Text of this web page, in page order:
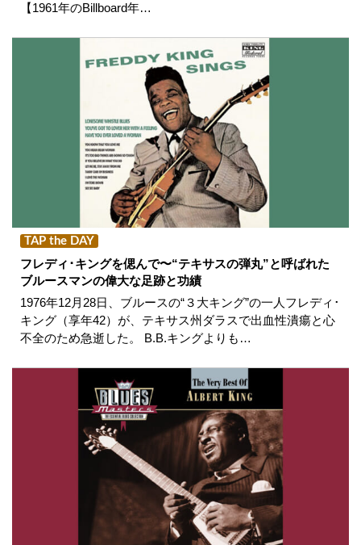
【1961年のBillboard年…
TAP the DAY
フレディ･キングを偲んで〜“テキサスの弾丸”と呼ばれた
ブルースマンの偉大な足跡と功績
1976年12月28日、ブルースの“３大キング”の一人フレディ･
キング（享年42）が、テキサス州ダラスで出血性潰瘍と心
不全のため急逝した。 B.B.キングよりも…